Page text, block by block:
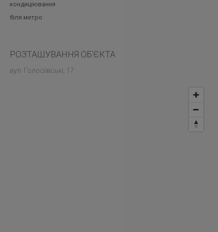
кондиціювання
біля метро
РОЗТАШУВАННЯ ОБ’ЄКТА
вул. Голосіївські, 17